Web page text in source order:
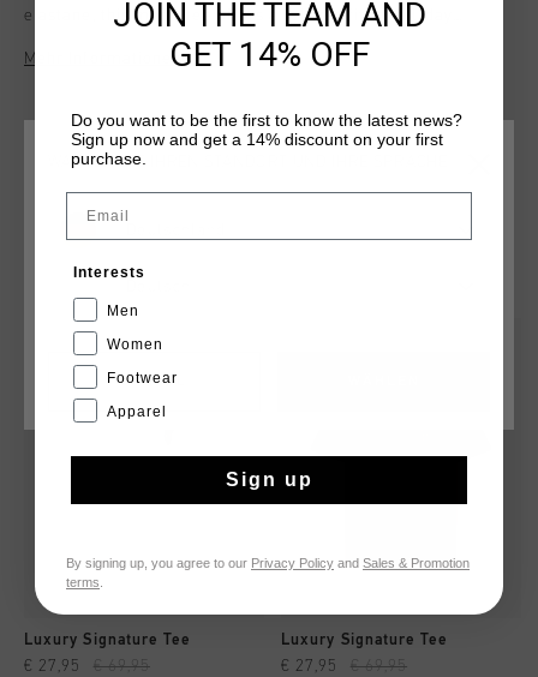
elastane, this men’s tee offers a relaxed fit for all-day
comfort. It features a legacy graphic of Johan Cruyff on the
chest, celebrating the iconic footballer’s enduring impact.
heritage.
Mehr Informationen
DAS KÖNNTE IHNEN AUCH GEFALLEN
Luxury Signature Tee
€ 27,95 € 69,95
Luxury Signature Tee
€ 27,95 € 69,95
WÄHLEN SIE IHREN STANDORT UND IHRE SPRACHE
CANCEL
JOIN THE TEAM AND
GET 14% OFF
Do you want to be the first to know the latest news?
Sign up now and get a 14% discount on your first
purchase.
Interests
Men
Women
Footwear
Apparel
Sign up
By signing up, you agree to our Privacy Policy and Sales & Promotion
terms